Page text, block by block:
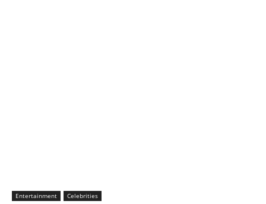
Entertainment Celebrities